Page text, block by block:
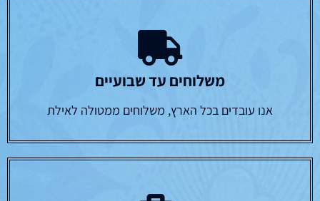
משלוחים עד שבועיים
אנו עובדים בכל הארץ, משלוחים ממטולה לאילת